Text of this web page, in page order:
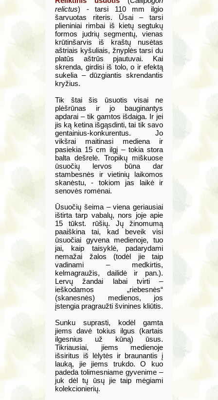
relictus) - tarsi 110 mm ilgio
šarvuotas riteris. Ūsai – tarsi
plieniniai rimbai iš kietų segtukų
formos judrių segmentų, vienas
krūtinšarvis iš kraštų nusėtas
aštriais kyšuliais, žnyplės tarsi du
platūs aštrūs pjautuvai. Kai
skrenda, girdisi iš tolo, o ir efektą
sukelia – dūzgiantis skrendantis
kryžius.
Tik štai šis ūsuotis visai ne
plėšrūnas ir jo bauginantys
apdarai – tik gamtos išdaiga. Ir jei
jis ką ketina išgąsdinti, tai tik savo
gentainius-konkurentus. Jo
vikšrai maitinasi mediena ir
pasiekia 15 cm ilgį – tokia stora
balta dešrelė. Tropikų miškuose
ūsuočių lervos būna dar
stambesnės ir vietinių laikomos
skanėstu, - tokiom jas laikė ir
senovės romėnai.
Ūsuočių šeima – viena geriausiai
ištirta tarp vabalų, nors joje apie
15 tūkst. rūšių. Jų žinomumą
paaiškina tai, kad beveik visi
ūsuočiai gyvena medienoje, tuo
jai, kaip taisyklė, padarydami
nemažai žalos (todėl jie taip
vadinami – medkirtis,
kelmagraužis, dailidė ir pan.).
Lervų žandai labai tvirti –
ieškodamos „riebesnės“
(skanesnės) medienos, jos
įstengia pragraužti švinines kliūtis.
Sunku suprasti, kodėl gamta
jiems davė tokius ilgus (kartais
ilgesnius už kūną) ūsus.
Tikriausiai, jiems medienoje
išsiritus iš lėlytės ir braunantis į
lauką, jie jiems trukdo. O kuo
padeda tolimesniame gyvenime –
juk dėl tų ūsų jie taip mėgiami
kolekcionierių.